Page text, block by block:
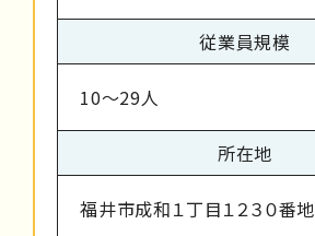
従業員規模
10～29人
所在地
福井市成和１丁目１２３０番地